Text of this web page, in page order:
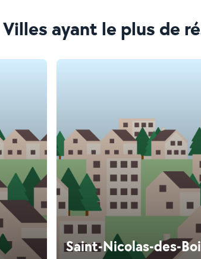
Villes ayant le plus de
Saint-Nicolas-des-